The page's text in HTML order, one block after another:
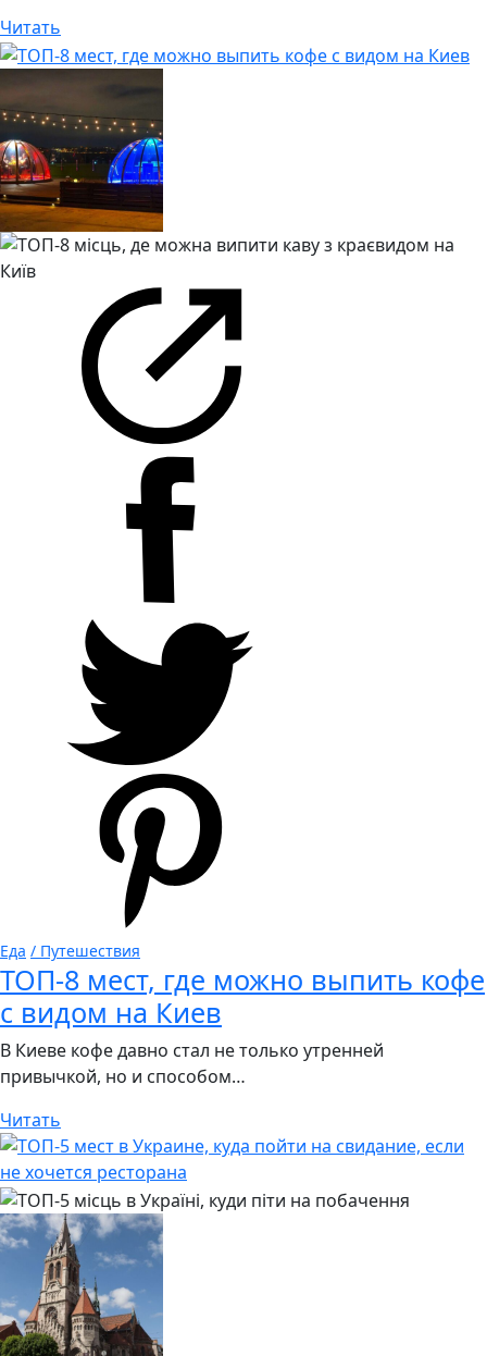
Читать
Еда / Путешествия
ТОП-8 мест, где можно выпить кофе
с видом на Киев
В Киеве кофе давно стал не только утренней
привычкой, но и способом…
Читать